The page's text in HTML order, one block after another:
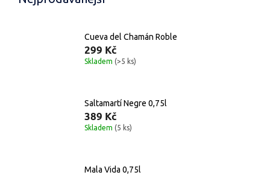
Cueva del Chamán Roble
299 Kč
Skladem (>5 ks)
Saltamartí Negre 0,75l
389 Kč
Skladem (5 ks)
Mala Vida 0,75l